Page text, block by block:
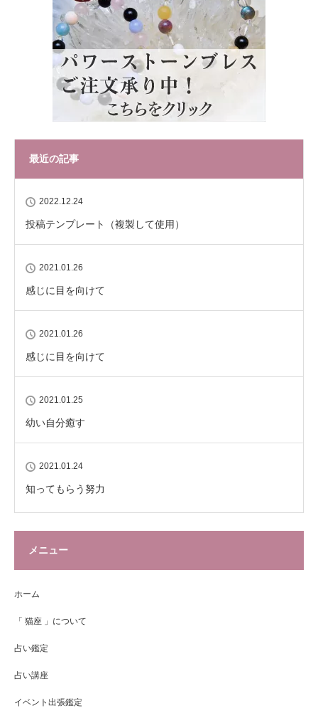
最近の記事
2022.12.24
投稿テンプレート（複製して使用）
2021.01.26
感じに目を向けて
2021.01.26
感じに目を向けて
2021.01.25
幼い自分癒す
2021.01.24
知ってもらう努力
メニュー
ホーム
「 猫座 」について
占い鑑定
占い講座
イベント出張鑑定